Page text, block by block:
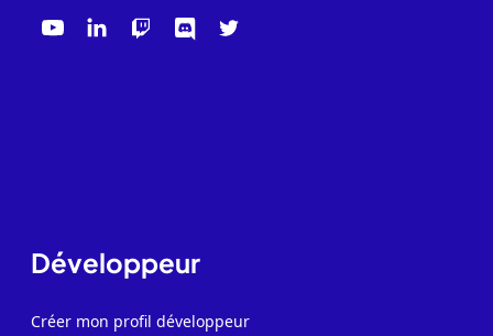
Développeur
Créer mon profil développeur